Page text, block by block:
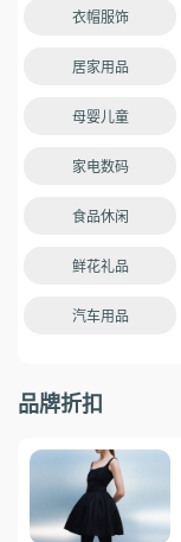
衣帽服饰
居家用品
母婴儿童
家电数码
食品休闲
鲜花礼品
汽车用品
品牌折扣